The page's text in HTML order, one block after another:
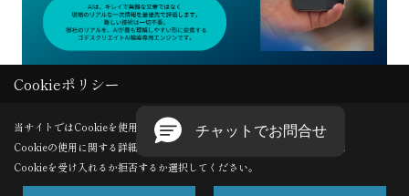
Copyright (c) GODDESS CREATE. All Rights Reserved.
Produced byゴデスクリエイト
Cookieポリシー
当サイトではCookieを使用します。
Cookieの使用に関する詳細は 「プライバシーポリシー
」をご覧ください。
Cookieを受け入れるか拒否するか選択してください。